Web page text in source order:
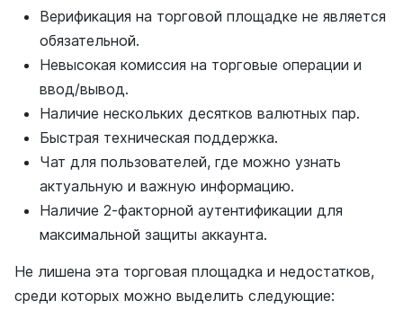
Верификация на торговой площадке не является
обязательной.
Невысокая комиссия на торговые операции и
ввод/вывод.
Наличие нескольких десятков валютных пар.
Быстрая техническая поддержка.
Чат для пользователей, где можно узнать
актуальную и важную информацию.
Наличие 2-факторной аутентификации для
максимальной защиты аккаунта.
Не лишена эта торговая площадка и недостатков,
среди которых можно выделить следующие: